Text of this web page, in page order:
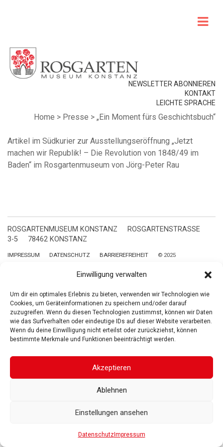
Einwilligung verwalten
Um dir ein optimales Erlebnis zu bieten, verwenden wir Technologien wie
Cookies, um Geräteinformationen zu speichern und/oder darauf
zuzugreifen. Wenn du diesen Technologien zustimmst, können wir Daten
wie das Surfverhalten oder eindeutige IDs auf dieser Website verarbeiten.
Wenn du deine Einwilligung nicht erteilst oder zurückziehst, können
bestimmte Merkmale und Funktionen beeinträchtigt werden.
Akzeptieren
Ablehnen
Einstellungen ansehen
DatenschutzImpressum
NEWSLETTER ABONNIEREN
KONTAKT
LEICHTE SPRACHE
Home > Presse > „Ein Moment fürs Geschichtsbuch“
Artikel im Südkurier zur Ausstellungseröffnung „Jetzt
machen wir Republik! – Die Revolution von 1848/49 im
Baden“ im Rosgartenmuseum von Jörg-Peter Rau
ROSGARTENMUSEUM KONSTANZ
ROSGARTENSTRASSE
3-5
78462 KONSTANZ
IMPRESSUM DATENSCHUTZ BARRIEREFREIHEIT
© 2025